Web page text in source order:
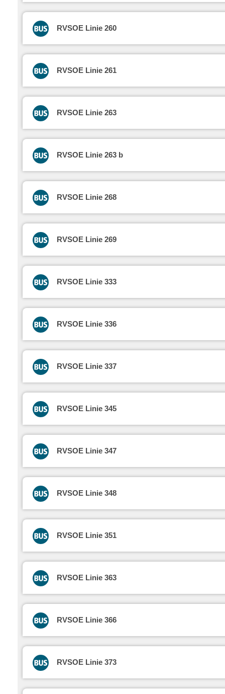
RVSOE Linie 260
RVSOE Linie 261
RVSOE Linie 263
RVSOE Linie 263 b
RVSOE Linie 268
RVSOE Linie 269
RVSOE Linie 333
RVSOE Linie 336
RVSOE Linie 337
RVSOE Linie 345
RVSOE Linie 347
RVSOE Linie 348
RVSOE Linie 351
RVSOE Linie 363
RVSOE Linie 366
RVSOE Linie 373